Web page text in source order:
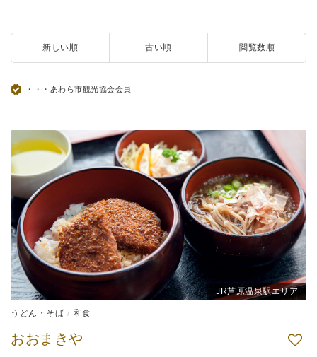
新しい順 古い順 閲覧数順
・・・あわら市観光協会会員
JR芦原温泉駅エリア
うどん・そば 和食
おおまきや